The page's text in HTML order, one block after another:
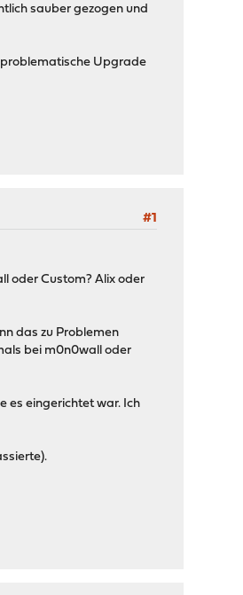
sauber gezogen und
problematische Upgrade
#1
oder Custom? Alix oder
das zu Problemen
bei m0n0wall oder
es eingerichtet war. Ich